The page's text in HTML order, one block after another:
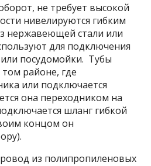
не требует высокой
нивелируются гибким
нержавеющей стали или
для подключения
посудомойки. Тубы
районе, где
или подключается
она переходником на
шланг гибкой
концом он